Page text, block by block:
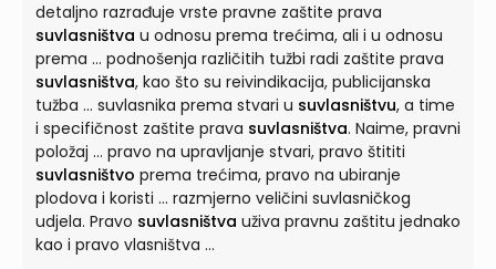
detaljno razrađuje vrste pravne zaštite prava
suvlasništva u odnosu prema trećima, ali i u odnosu
prema ... podnošenja različitih tužbi radi zaštite prava
suvlasništva, kao što su reivindikacija, publicijanska
tužba ... suvlasnika prema stvari u suvlasništvu, a time
i specifičnost zaštite prava suvlasništva. Naime, pravni
položaj ... pravo na upravljanje stvari, pravo štititi
suvlasništvo prema trećima, pravo na ubiranje
plodova i koristi ... razmjerno veličini suvlasničkog
udjela. Pravo suvlasništva uživa pravnu zaštitu jednako
kao i pravo vlasništva ...